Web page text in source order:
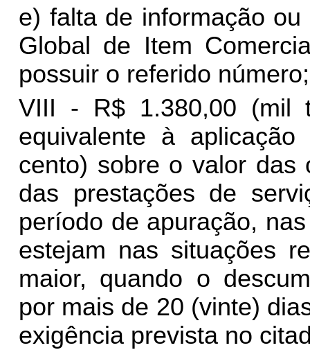
e) falta de informação
Global de Item
possuir o referido número;
VIII - R$ 1.380,00 (mil
equivalente à
cento) sobre o valor das
das prestações de
período de apuração,
estejam nas situações
maior, quando o
por mais de 20 (vinte)
exigência prevista no